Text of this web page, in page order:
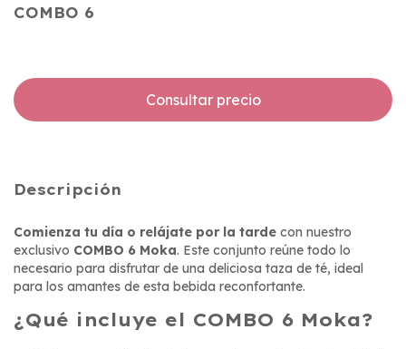
COMBO 6
Descripción
Comienza tu día o relájate por la tarde con nuestro
exclusivo COMBO 6 Moka. Este conjunto reúne todo lo
necesario para disfrutar de una deliciosa taza de té, ideal
para los amantes de esta bebida reconfortante.
¿Qué incluye el COMBO 6 Moka?